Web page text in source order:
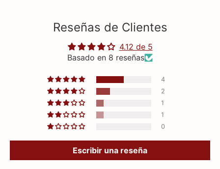
Reseñas de Clientes
4.12 de 5
Basado en 8 reseñas
4
2
1
1
0
Escribir una reseña